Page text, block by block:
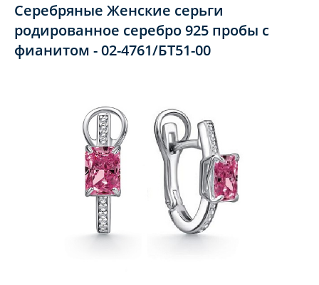
Серебряные Женские серьги
родированное серебро 925 пробы с
фианитом - 02-4761/БТ51-00